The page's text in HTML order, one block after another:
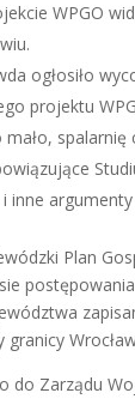
WPGO
ogłosiło
projektu
mało,
inne
Plan
granicy
do Zarządu